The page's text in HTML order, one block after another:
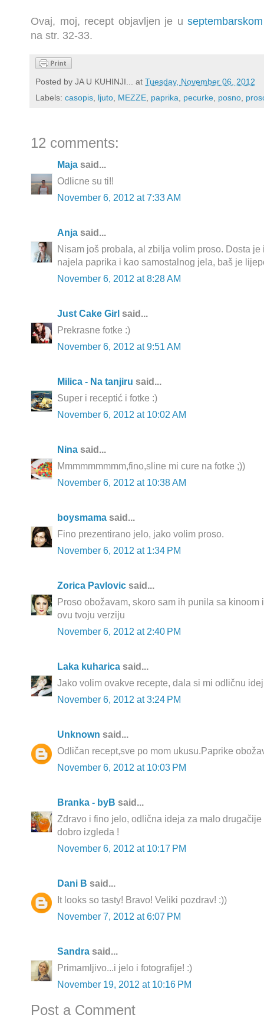
Ovaj, moj, recept objavljen je u
na str. 32-33.
Posted by JA U KUHINJI... at Tuesday, November 06, 2012
Labels: casopis, ljuto, MEZZE, paprika, pecurke, posno,
12 comments:
Maja said...
Odlicne su ti!!
November 6, 2012 at 7:33 AM
Anja said...
Nisam još probala, al zbilja volim proso. Dosta
najela paprika i kao samostalnog jela, baš je
November 6, 2012 at 8:28 AM
Just Cake Girl said...
Prekrasne fotke :)
November 6, 2012 at 9:51 AM
Milica - Na tanjiru said...
Super i receptić i fotke :)
November 6, 2012 at 10:02 AM
Nina said...
Mmmmmmmmm,fino,sline mi cure na fotke ;))
November 6, 2012 at 10:38 AM
boysmama said...
Fino prezentirano jelo, jako volim proso.
November 6, 2012 at 1:34 PM
Zorica Pavlovic said...
Proso obožavam, skoro sam ih punila sa kinoom
ovu tvoju verziju
November 6, 2012 at 2:40 PM
Laka kuharica said...
Jako volim ovakve recepte, dala si mi odličnu
November 6, 2012 at 3:24 PM
Unknown said...
Odličan recept,sve po mom ukusu.Paprike
November 6, 2012 at 10:03 PM
Branka - byB said...
Zdravo i fino jelo, odlična ideja za malo
dobro izgleda !
November 6, 2012 at 10:17 PM
Dani B said...
It looks so tasty! Bravo! Veliki pozdrav! :))
November 7, 2012 at 6:07 PM
Sandra said...
Primamljivo...i jelo i fotografije! :)
November 19, 2012 at 10:16 PM
Post a Comment